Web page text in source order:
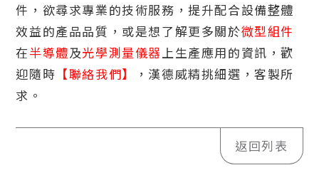
件，欲尋求專業的技術服務，提升配合設備整體
效益的產品品質，或是想了解更多關於微型組件
在半導體及光學測量儀器上生產應用的資訊，歡
迎隨時 【聯絡我們】
，漢德威精挑細選，客製所
求。
返回列表